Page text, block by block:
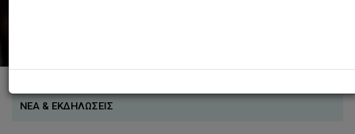
ΝΕΑ & ΕΚΔΗΛΩΣΕΙΣ